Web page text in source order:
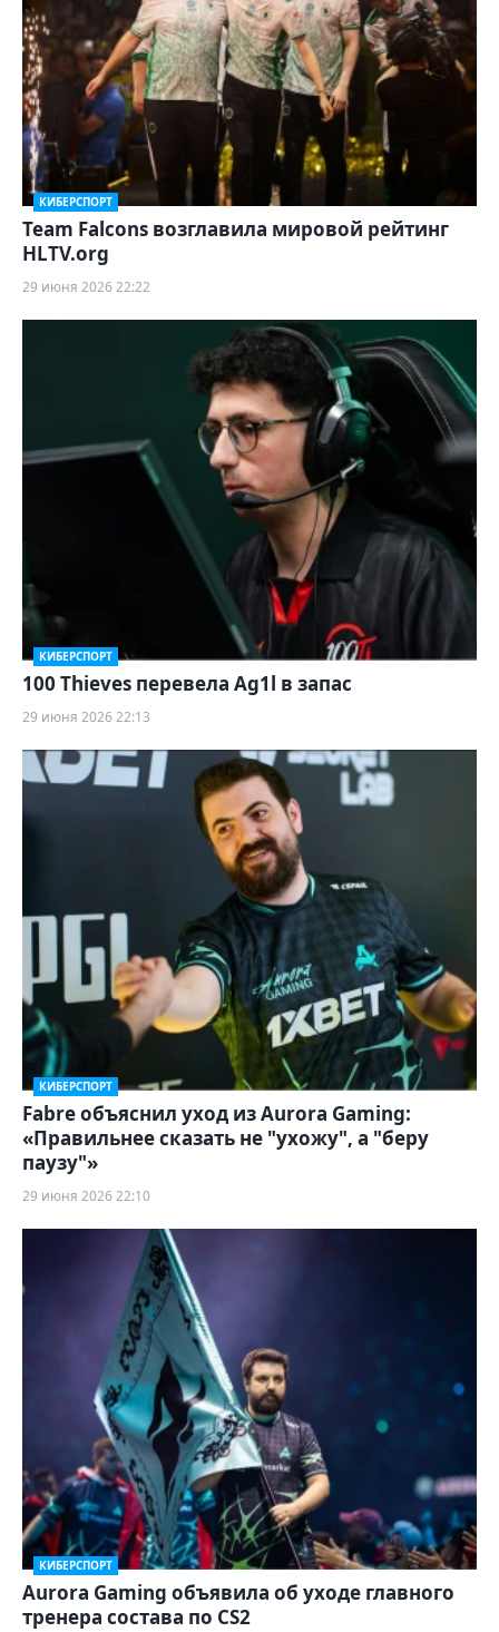
КИБЕРСПОРТ
Team Falcons возглавила мировой рейтинг
HLTV.org
29 июня 2026 22:22
КИБЕРСПОРТ
100 Thieves перевела Ag1l в запас
29 июня 2026 22:13
КИБЕРСПОРТ
Fabre объяснил уход из Aurora Gaming:
«Правильнее сказать не "ухожу", а "беру
паузу"»
29 июня 2026 22:10
КИБЕРСПОРТ
Aurora Gaming объявила об уходе главного
тренера состава по CS2